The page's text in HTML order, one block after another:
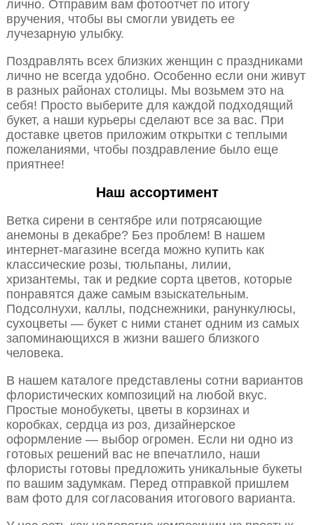
лично. Отправим вам фотоотчет по итогу
вручения, чтобы вы смогли увидеть ее
лучезарную улыбку.
Поздравлять всех близких женщин с праздниками
лично не всегда удобно. Особенно если они живут
в разных районах столицы. Мы возьмем это на
себя! Просто выберите для каждой подходящий
букет, а наши курьеры сделают все за вас. При
доставке цветов приложим открытки с теплыми
пожеланиями, чтобы поздравление было еще
приятнее!
Наш ассортимент
Ветка сирени в сентябре или потрясающие
анемоны в декабре? Без проблем! В нашем
интернет-магазине всегда можно купить как
классические розы, тюльпаны, лилии,
хризантемы, так и редкие сорта цветов, которые
понравятся даже самым взыскательным.
Подсолнухи, каллы, подснежники, ранункулюсы,
сухоцветы — букет с ними станет одним из самых
запоминающихся в жизни вашего близкого
человека.
В нашем каталоге представлены сотни вариантов
флористических композиций на любой вкус.
Простые монобукеты, цветы в корзинах и
коробках, сердца из роз, дизайнерское
оформление — выбор огромен. Если ни одно из
готовых решений вас не впечатлило, наши
флористы готовы предложить уникальные букеты
по вашим задумкам. Перед отправкой пришлем
вам фото для согласования итогового варианта.